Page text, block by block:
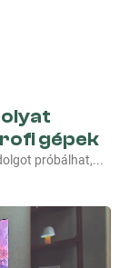
olyat
gépek
próbálhat,